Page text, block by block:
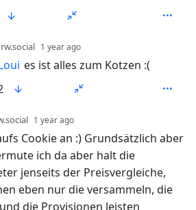
1 year ago
es ist alles zum Kotzen :(
1 year ago
Cookie an :) Grundsätzlich aber
ich da aber halt die
jenseits der Preisvergleiche,
eben nur die versammeln, die
die Provisionen leisten